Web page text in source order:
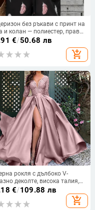
без ръкави с принт на
и колан — полиестер, права
свободна талия, средна
€/50.68 лв
add_shopping_cart
рокля с дълбоко V-
деколте, висока талия,
ръкави, малък шлейф,
€/109.88 лв
add_shopping_cart